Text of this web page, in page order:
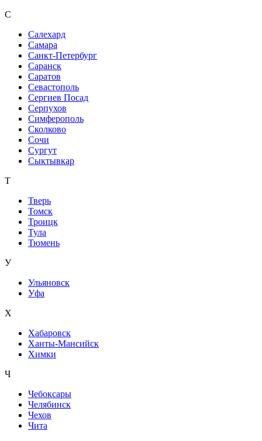
С
Салехард
Самара
Санкт-Петербург
Саранск
Саратов
Севастополь
Сергиев Посад
Серпухов
Симферополь
Сколково
Сочи
Сургут
Сыктывкар
Т
Тверь
Томск
Троицк
Тула
Тюмень
У
Ульяновск
Уфа
Х
Хабаровск
Ханты-Мансийск
Химки
Ч
Чебоксары
Челябинск
Чехов
Чита